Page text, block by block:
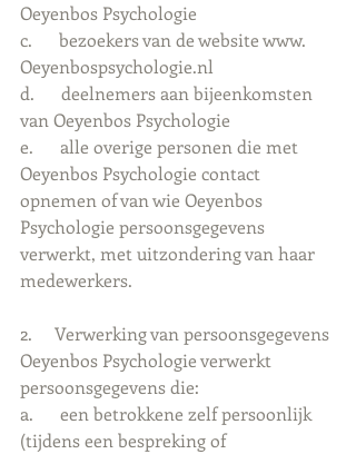
Oeyenbos Psychologie
c.      bezoekers van de website www.
Oeyenbospsychologie.nl
d.      deelnemers aan bijeenkomsten
van Oeyenbos Psychologie
e.      alle overige personen die met
Oeyenbos Psychologie contact
opnemen of van wie Oeyenbos
Psychologie persoonsgegevens
verwerkt, met uitzondering van haar
medewerkers.
2.     Verwerking van persoonsgegevens
Oeyenbos Psychologie verwerkt
persoonsgegevens die:
a.      een betrokkene zelf persoonlijk
(tijdens een bespreking of